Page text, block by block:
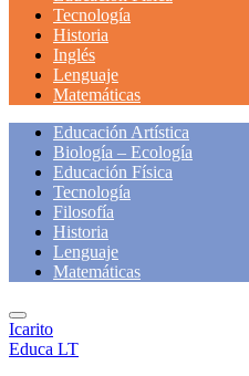
Tecnología
Historia
Inglés
Lenguaje
Matemáticas
Educación Artística
Biología – Ecología
Educación Física
Tecnología
Filosofía
Historia
Lenguaje
Matemáticas
Icarito
Educa LT